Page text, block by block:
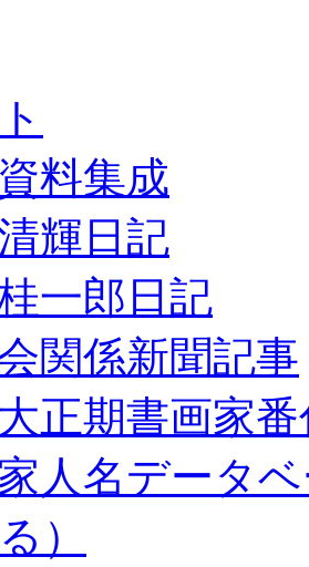
料集成
輝日記
一郎日記
関係新聞記事
正期書画家
人名データ
）